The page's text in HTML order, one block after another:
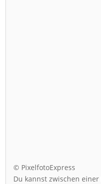
© PixelfotoExpress
Du kannst zwischen